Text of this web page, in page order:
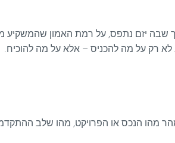
יזם נתפס, על רמת האמון שהמשקיע
לא רק על מה להכניס – אלא על מה להוכיח.
מהו הנכס או הפרויקט, מהו שלב